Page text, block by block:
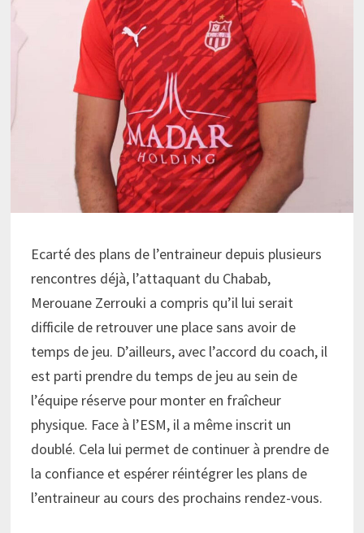
Ecarté des plans de l’entraineur depuis plusieurs
rencontres déjà, l’attaquant du Chabab,
Merouane Zerrouki a compris qu’il lui serait
difficile de retrouver une place sans avoir de
temps de jeu. D’ailleurs, avec l’accord du coach, il
est parti prendre du temps de jeu au sein de
l’équipe réserve pour monter en fraîcheur
physique. Face à l’ESM, il a même inscrit un
doublé. Cela lui permet de continuer à prendre de
la confiance et espérer réintégrer les plans de
l’entraineur au cours des prochains rendez-vous.